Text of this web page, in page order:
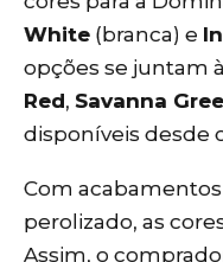
White (branca) e
opções se juntam
Red, Savanna
disponíveis desde
Com
perolizado, as
Assim, o